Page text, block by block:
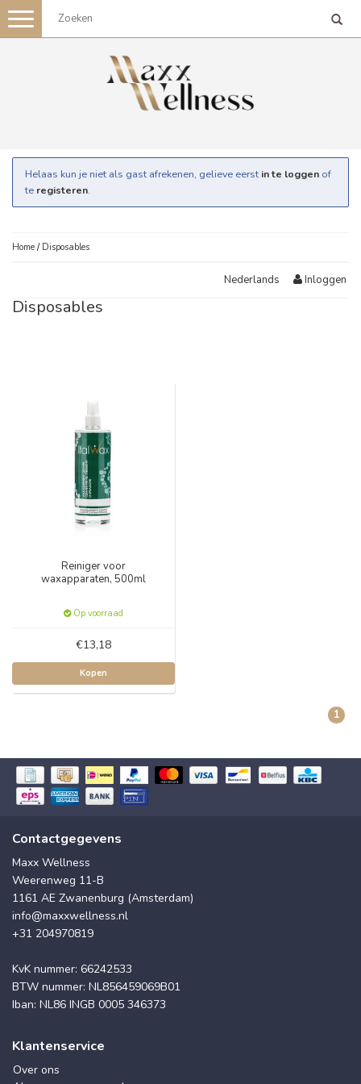
Toggle
navigation
Helaas kun je niet als gast afrekenen, gelieve eerst in te loggen of
te registeren.
Home / Disposables
Nederlands Inloggen
Disposables
Reiniger voor
waxapparaten, 500ml
Op voorraad
€13,18
Kopen
1
Contactgegevens
Maxx Wellness
Weerenweg 11-B
1161 AE Zwanenburg (Amsterdam)
info@maxxwellness.nl
+31 204970819
KvK nummer: 66242533
BTW nummer: NL856459069B01
Iban: NL86 INGB 0005 346373
Klantenservice
Over ons